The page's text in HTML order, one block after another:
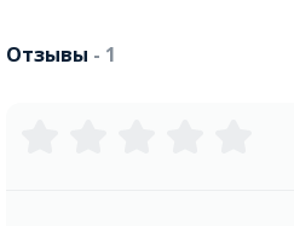
Отзывы - 1